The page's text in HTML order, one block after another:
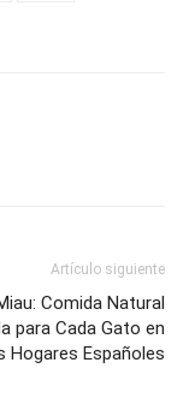
Artículo siguiente
Comida Natural
para Cada Gato en
Hogares Españoles